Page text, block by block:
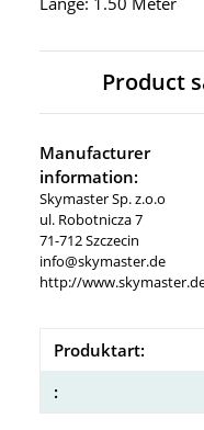
Product
Manufacturer
information:
Skymaster Sp. z.o.o
ul. Robotnicza 7
71-712 Szczecin
info@skymaster.de
http://
Produktart:
: